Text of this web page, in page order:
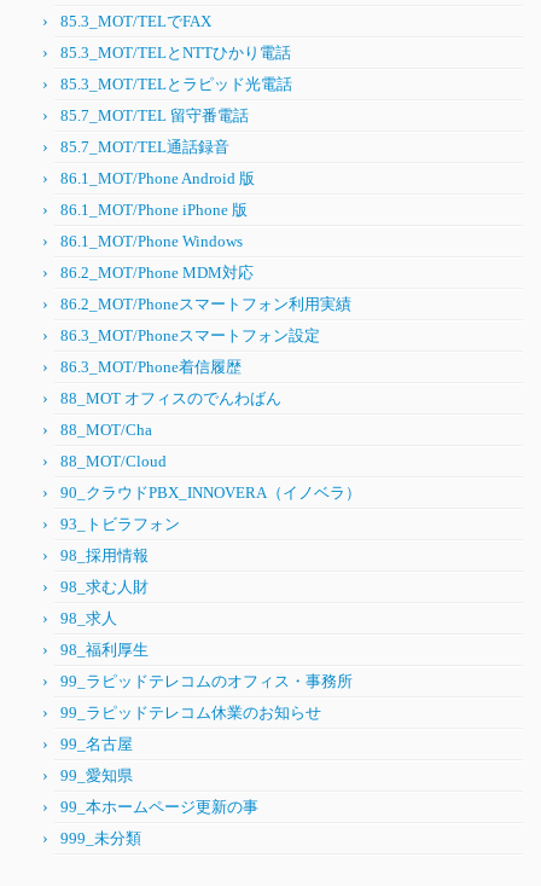
85.3_MOT/TELでFAX
85.3_MOT/TELとNTTひかり電話
85.3_MOT/TELとラピッド光電話
85.7_MOT/TEL 留守番電話
85.7_MOT/TEL通話録音
86.1_MOT/Phone Android 版
86.1_MOT/Phone iPhone 版
86.1_MOT/Phone Windows
86.2_MOT/Phone MDM対応
86.2_MOT/Phoneスマートフォン利用実績
86.3_MOT/Phoneスマートフォン設定
86.3_MOT/Phone着信履歴
88_MOT オフィスのでんわばん
88_MOT/Cha
88_MOT/Cloud
90_クラウドPBX_INNOVERA（イノベラ）
93_トビラフォン
98_採用情報
98_求む人財
98_求人
98_福利厚生
99_ラピッドテレコムのオフィス・事務所
99_ラピッドテレコム休業のお知らせ
99_名古屋
99_愛知県
99_本ホームページ更新の事
999_未分類